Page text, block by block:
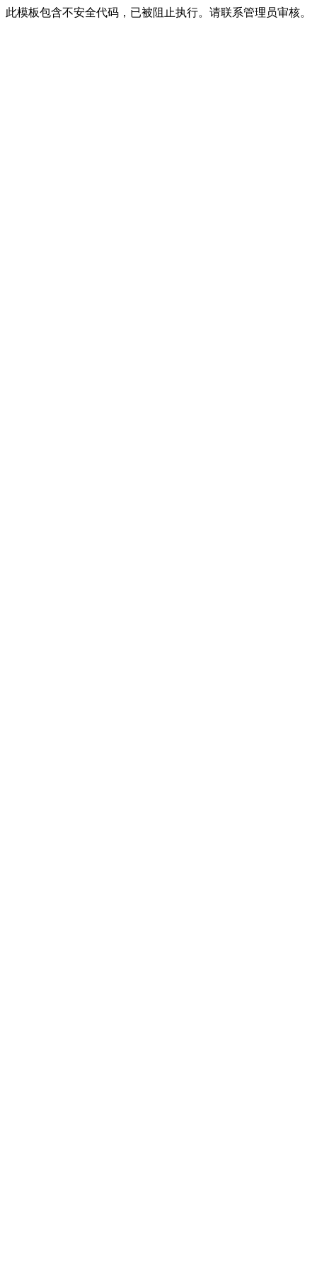
此模板包含不安全代码，已被阻止执行。请联系管理员审核。